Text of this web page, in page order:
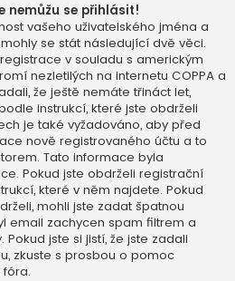
nemůžu se přihlásit!
vašeho uživatelského jména a
se stát následující dvě věci.
v souladu s americkým
nezletilých na internetu COPPA a
že ještě nemáte třináct let,
instrukcí, které jste obdrželi
je také vyžadováno, aby před
nově registrovaného účtu a to
Tato informace byla
Pokud jste obdrželi registrační
které v něm najdete. Pokud
mohli jste zadat špatnou
email zachycen spam filtrem a
jste si jistí, že jste zadali
zkuste s prosbou o pomoc